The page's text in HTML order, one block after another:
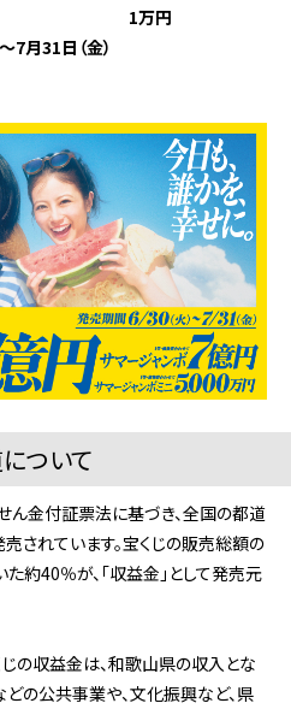
円
月31日（金）
ついて
ん金付証票法に基づき、全国の都道
されています。宝くじの販売総額の
約40％が、「収益金」として発売元
の収益金は、和歌山県の収入とな
の公共事業や、文化振興など、県